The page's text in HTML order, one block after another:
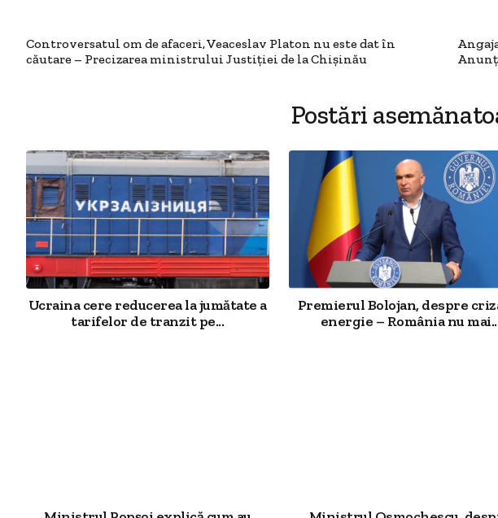
Controversatul om de afaceri, Veaceslav Platon nu este dat în
căutare – Precizarea ministrului Justiției de la Chișinău
Postări
Ucraina cere reducerea la jumătate a
tarifelor de tranzit pe...
Premierul Bolojan, despre
energie – România nu